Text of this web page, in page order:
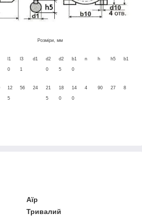
Розміри, мм
l1
0
l3
1
d1 d2
0
d2
5
b1
0
n h h5 b1
12
5
56 24 21
5
18
0
14
0
4 90 27 8
Аїр
Тривалий